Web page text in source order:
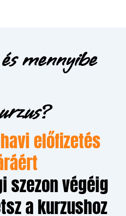
mennyibe
előfizetés
szezon végéig
a kurzushoz